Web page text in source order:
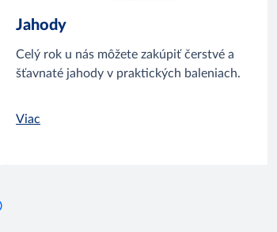
Jahody
Celý rok u nás môžete zakúpiť čerstvé a
šťavnaté jahody v praktických baleniach.
Viac